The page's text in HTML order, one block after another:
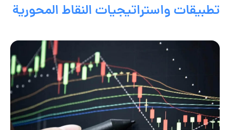
تطبيقات واستراتيجيات النقاط المحورية